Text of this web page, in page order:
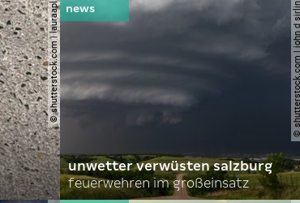
© shutterstock.com | lauraapl ©
unwetter verwüsten salzburg
feuerwehren im großeinsatz